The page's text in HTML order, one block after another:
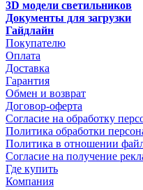
3D модели светильников
Документы для загрузки
Гайдлайн
Покупателю
Оплата
Доставка
Гарантия
Обмен и возврат
Договор-оферта
Согласие на обработку
Политика обработки
Политика в отношении
Согласие на получение
Где купить
Компания